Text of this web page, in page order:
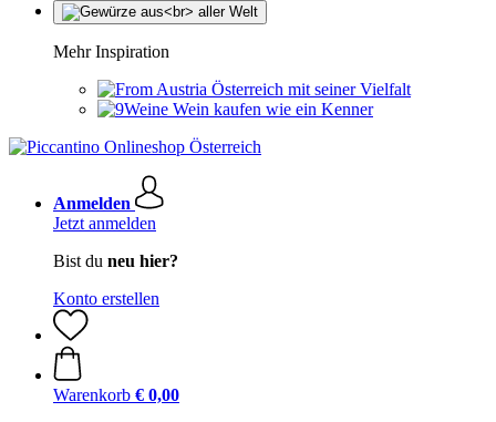
Mehr Inspiration
Österreich mit seiner Vielfalt
Wein kaufen wie ein Kenner
Anmelden
Jetzt anmelden
Bist du neu hier?
Konto erstellen
Warenkorb € 0,00